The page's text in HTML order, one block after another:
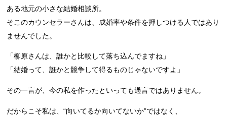
ある地元の小さな結婚相談所。
そこのカウンセラーさんは、成婚率や条件を押しつける人ではあり
ませんでした。
「柳原さんは、誰かと比較して落ち込んでますね」
「結婚って、誰かと競争して得るものじゃないですよ」
その一言が、今の私を作ったといっても過言ではありません。
だからこそ私は、“向いてるか向いてないか”ではなく、